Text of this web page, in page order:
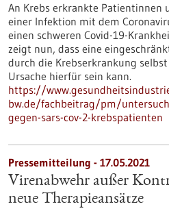
An Krebs erkrankte Patientinnen
einer Infektion mit dem
einen schweren Covid-19-
zeigt nun, dass eine
durch die Krebserkrankung
Ursache hierfür sein kann.
https://
bw.de/fachbeitrag/pm/
gegen-sars-cov-2-krebspatienten
Pressemitteilung - 17.05.2021
Virenabwehr außer
neue Therapieansätze